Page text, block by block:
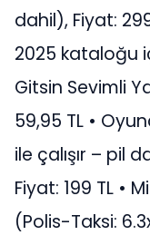
dahil), Fiyat:
2025 kataloğu
Gitsin Sevimli
59,95 TL •
ile çalışır – pil
Fiyat: 199 TL •
(Polis-Taksi: